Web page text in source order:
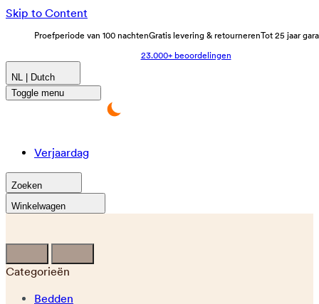
Skip to Content
Proefperiode van 100 nachtenGratis levering & retournerenTot 25 jaar
23.000+ beoordelingen
NL | Dutch
Toggle menu
Verjaardag
Zoeken
Winkelwagen
Categorieën
Bedden